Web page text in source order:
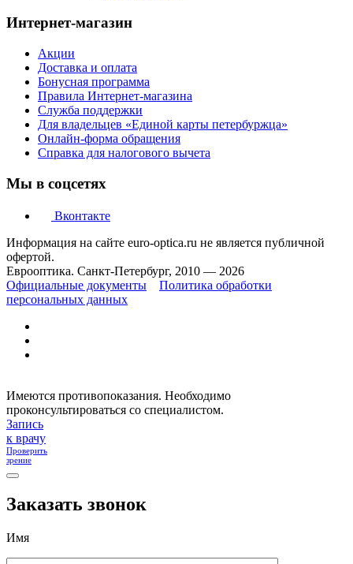
Интернет-магазин
Акции
Доставка и оплата
Бонусная программа
Правила Интернет-магазина
Служба поддержки
Для владельцев «Единой карты петербуржца»
Онлайн-форма обращения
Справка для налогового вычета
Мы в соцсетях
Вконтакте
Информация на сайте euro-optica.ru не является публичной
офертой.
Еврооптика. Санкт-Петербург, 2010 — 2026
Официальные документы
Политика обработки
персональных данных
Имеются противопоказания. Необходимо
проконсультироваться со специалистом.
Запись
к врачу
Проверить
зрение
Заказать звонок
Имя